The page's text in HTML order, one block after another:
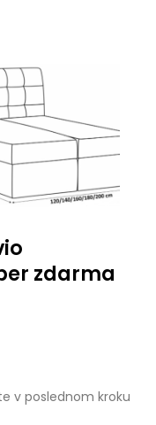
zdarma
v poslednom kroku